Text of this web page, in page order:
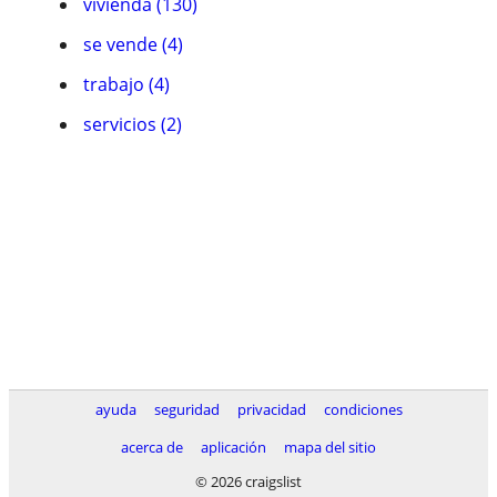
se vende (4)
trabajo (4)
servicios (2)
ayuda seguridad privacidad
condiciones
acerca de
aplicación
mapa del sitio
© 2026 craigslist